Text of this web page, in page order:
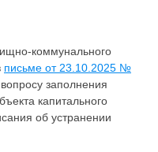
коммунального
письме от 23.10.2025 №
заполнения
капитального
об устранении